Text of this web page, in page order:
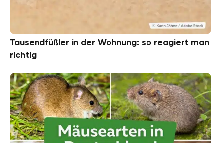
Tausendfüßler in der Wohnung: so reagiert man
richtig